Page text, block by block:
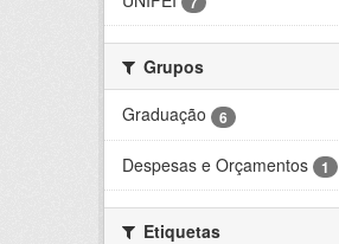
Grupos
Graduação
6
Despesas e Orçamentos 1
Etiquetas